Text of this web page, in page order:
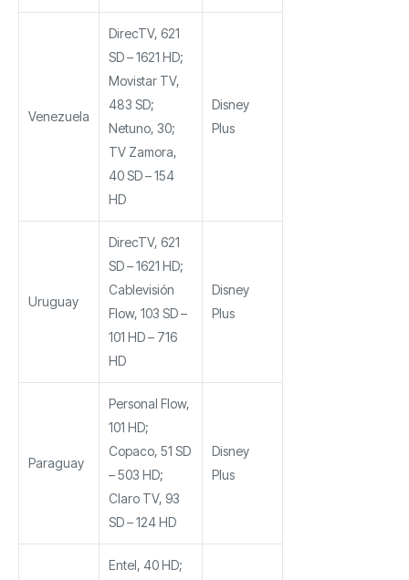
Venezuela
DirecTV, 621
SD – 1621 HD;
Movistar TV,
483 SD;
Netuno, 30;
TV Zamora,
40 SD – 154
HD
Disney
Plus
Uruguay
DirecTV, 621
SD – 1621 HD;
Cablevisión
Flow, 103 SD –
101 HD – 716
HD
Disney
Plus
Paraguay
Personal Flow,
101 HD;
Copaco, 51 SD
– 503 HD;
Claro TV, 93
SD – 124 HD
Disney
Plus
Entel, 40 HD;